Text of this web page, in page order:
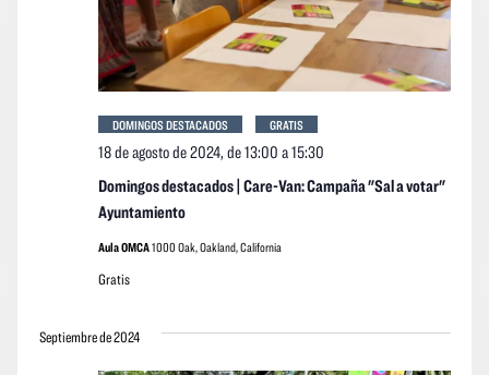
Domingos destacados | Care-Van: Campaña "Sal a votar"
Ayuntamiento
18 de agosto de 2024, de 13:00 a15:30
DOMINGOS DESTACADOS GRATIS
Aula OMCA1000 Oak, Oakland, California
Gratis
Septiembre de 2024